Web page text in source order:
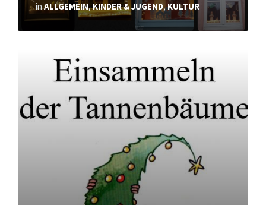
inALLGEMEIN,KINDER & JUGEND,KULTUR